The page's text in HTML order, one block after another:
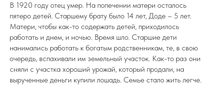
В 1920 году отец умер. На попечении матери осталось
пятеро детей. Старшему брату было 14 лет, Доде – 5 лет.
Матери, чтобы как-то содержать детей, приходилось
работать и днем, и ночью. Время шло. Старшие дети
нанимались работать к богатым родственникам, те, в свою
очередь, вспахивали им земельный участок. Как-то раз они
сняли с участка хороший урожай, который продали, на
вырученные деньги купили лошадь. Семье стало жить легче.